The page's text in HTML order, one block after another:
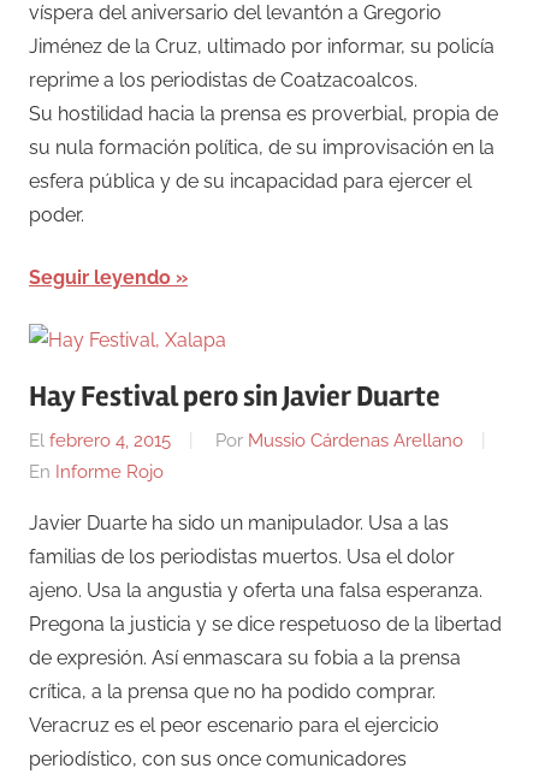
víspera del aniversario del levantón a Gregorio
Jiménez de la Cruz, ultimado por informar, su policía
reprime a los periodistas de Coatzacoalcos.
Su hostilidad hacia la prensa es proverbial, propia de
su nula formación política, de su improvisación en la
esfera pública y de su incapacidad para ejercer el
poder.
Seguir leyendo
Hay Festival pero sin Javier Duarte
El febrero 4, 2015 Por Mussio Cárdenas Arellano
En Informe Rojo
Javier Duarte ha sido un manipulador. Usa a las
familias de los periodistas muertos. Usa el dolor
ajeno. Usa la angustia y oferta una falsa esperanza.
Pregona la justicia y se dice respetuoso de la libertad
de expresión. Así enmascara su fobia a la prensa
crítica, a la prensa que no ha podido comprar.
Veracruz es el peor escenario para el ejercicio
periodístico, con sus once comunicadores